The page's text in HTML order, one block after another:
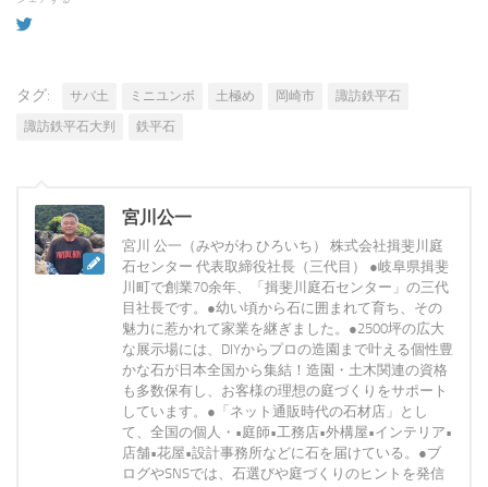
タグ: サバ土 ミニユンボ 土極め 岡崎市
諏訪鉄平石
諏訪鉄平石大判
鉄平石
宮川公一
宮川 公一（みやがわ ひろいち） 株式会社揖斐川庭
石センター 代表取締役社長（三代目） ●岐阜県揖斐
川町で創業70余年、「揖斐川庭石センター」の三代
目社長です。●幼い頃から石に囲まれて育ち、その
魅力に惹かれて家業を継ぎました。●2500坪の広大
な展示場には、DIYからプロの造園まで叶える個性豊
かな石が日本全国から集結！造園・土木関連の資格
も多数保有し、お客様の理想の庭づくりをサポート
しています。●「ネット通販時代の石材店」とし
て、全国の個人・•庭師•工務店•外構屋•インテリア•
店舗•花屋•設計事務所などに石を届けている。●ブ
ログやSNSでは、石選びや庭づくりのヒントを発信